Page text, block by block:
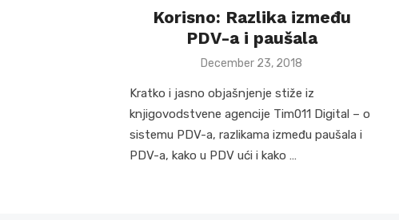
Korisno: Razlika između
PDV-a i paušala
Posted
December 23, 2018
Kratko i jasno objašnjenje stiže iz
knjigovodstvene agencije Tim011 Digital – o
sistemu PDV-a, razlikama između paušala i
PDV-a, kako u PDV ući i kako …